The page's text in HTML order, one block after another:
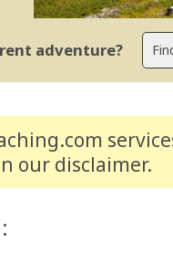
adventure?
our disclaimer.